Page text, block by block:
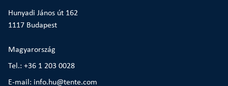
Hunyadi János út 162
1117 Budapest
Magyarország
Tel.: +36 1 203 0028
E-mail: info.hu@tente.com